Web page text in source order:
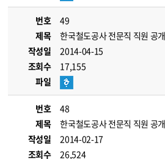
번호
49
제목
한국철도공사 전문직 직원 공
작성일
2014-04-15
조회수
17,155
파일
번호
48
제목
한국철도공사 전문직 직원 공
작성일
2014-02-17
조회수
26,524